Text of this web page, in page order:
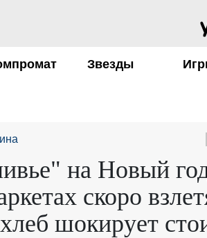
Звезды
на Новый
скоро
шокирует